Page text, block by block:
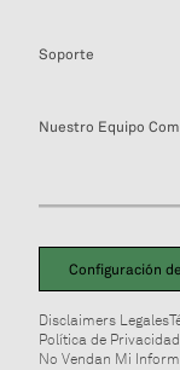
Soporte
Nuestro Equipo
Configuración
Disclaimers Legales
Política de Privacidad
No Vendan Mi